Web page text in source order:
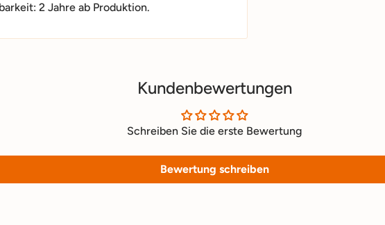
2 Jahre ab Produktion.
Kundenbewertungen
Schreiben Sie die erste Bewertung
Bewertung schreiben